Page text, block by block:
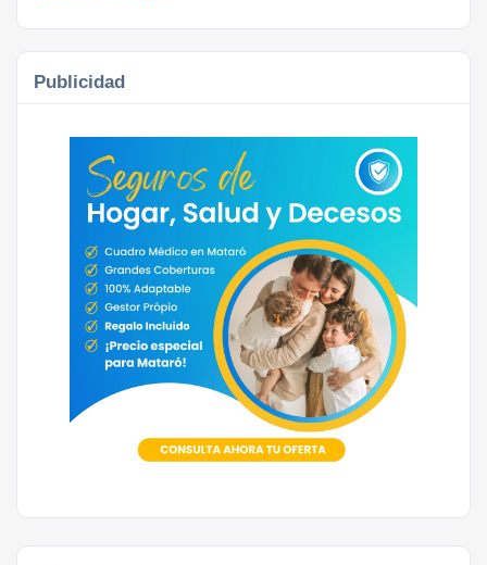
Publicidad